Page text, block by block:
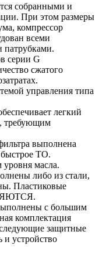
собранными и
При этом размеры
компрессор
всеми
патрубками.
серии G
сжатого
управления типа
легкий
требующим
выполнена
быстрое ТО.
уровня масла.
либо из стали,
Пластиковые
с большим
комплектация
защитные
и устройство